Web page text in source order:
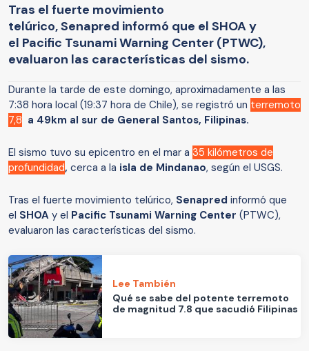
Tras el fuerte movimiento
telúrico, Senapred informó que el SHOA y
el Pacific Tsunami Warning Center (PTWC),
evaluaron las características del sismo.
Durante la tarde de este domingo, aproximadamente a las
7:38 hora local (19:37 hora de Chile), se registró un terremoto
7,8 a 49km al sur de General Santos, Filipinas.
El sismo tuvo su epicentro en el mar a 35 kilómetros de
profundidad, cerca a la isla de Mindanao, según el USGS.
Tras el fuerte movimiento telúrico, Senapred informó que
el SHOA y el Pacific Tsunami Warning Center (PTWC),
evaluaron las características del sismo.
Lee También
Qué se sabe del potente terremoto
de magnitud 7.8 que sacudió Filipinas